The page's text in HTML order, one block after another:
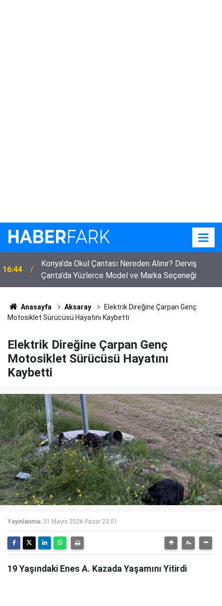
16:44
Konya'da Okul Çantası Nereden Alınır? Derviş
Çanta'da Yüzlerce Model ve Marka Seçeneği
Anasayfa Aksaray
Elektrik Direğine Çarpan Genç
Motosiklet Sürücüsü Hayatını Kaybetti
Elektrik Direğine Çarpan Genç
Motosiklet Sürücüsü Hayatını
Kaybetti
Yayınlanma: 31 Mayıs 2026 Pazar 23:01
19 Yaşındaki Enes A. Kazada Yaşamını Yitirdi